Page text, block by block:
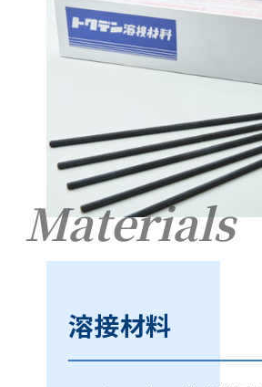
Materials
溶接材料